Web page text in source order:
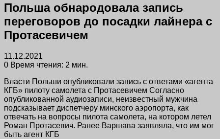
Польша обнародовала запись
переговоров до посадки лайнера с
Протасевичем
11.12.2021
0 Время чтения: 2 мин.
Власти Польши опубликовали запись с ответами «агента
КГБ» пилоту самолета с Протасевичем Согласно
опубликованной аудиозаписи, неизвестный мужчина
подсказывает диспетчеру минского аэропорта, как
отвечать на вопросы пилота самолета, на котором летел
Роман Протасевич. Ранее Варшава заявляла, что им мог
быть агент КГБ